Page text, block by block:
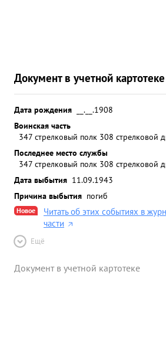
Документ в учетной картотеке
Дата рождения
__.__.1908
Воинская часть
347 стрелковый полк 308 стрелковой
Последнее место службы
347 стрелковый полк 308 стрелковой
Дата выбытия 11.09.1943
Причина выбытия погиб
Новое
Читать об этих событиях в
части
Ещё
Документ в учетной картотеке